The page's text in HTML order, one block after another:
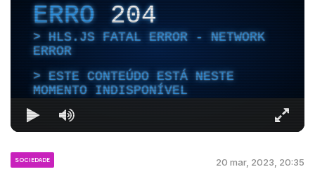
ERRO204
HLS.JS FATAL ERROR - NETWORK
ERROR
ESTE CONTEÚDO ESTÁ NESTE
MOMENTO INDISPONÍVEL
SOCIEDADE 20 mar, 2023, 20:35